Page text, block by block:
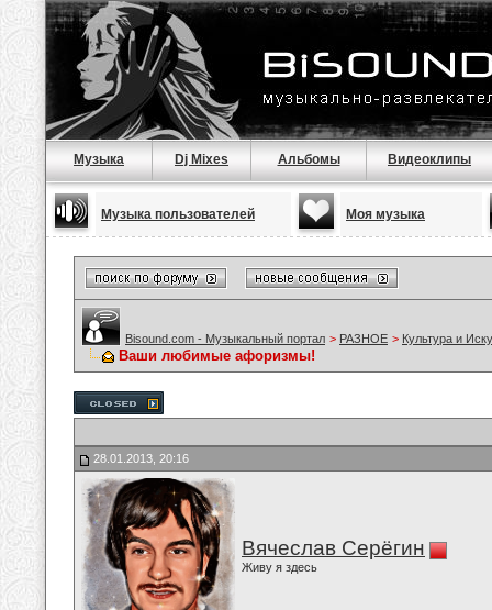
Музыка Dj Mixes Альбомы Видеоклипы
Музыка пользователей Моя музыка
Bisound.com - Музыкальный портал > РАЗНОЕ > Культура и
Ваши любимые афоризмы!
28.01.2013, 20:16
Вячеслав Серёгин
Живу я здесь